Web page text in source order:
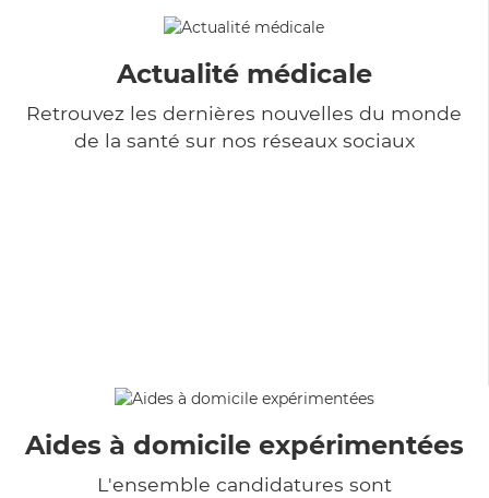
Actualité médicale
Retrouvez les dernières nouvelles du monde
de la santé sur nos réseaux sociaux
Aides à domicile expérimentées
L'ensemble candidatures sont